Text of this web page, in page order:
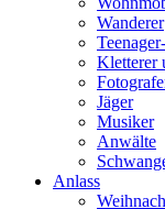
Wanderer
Kletterer
Jäger
Musiker
Anwälte
Anlass